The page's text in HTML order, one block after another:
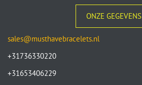
ONZE GEGEVENS
sales@musthavebracelets.nl
+31736330220
+31653406229